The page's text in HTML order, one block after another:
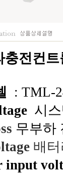
전컨트
: TML-
시
무부하
배
input